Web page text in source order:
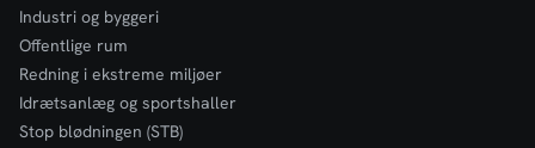
Industri og byggeri
Offentlige rum
Redning i ekstreme miljøer
Idrætsanlæg og sportshaller
Stop blødningen (STB)